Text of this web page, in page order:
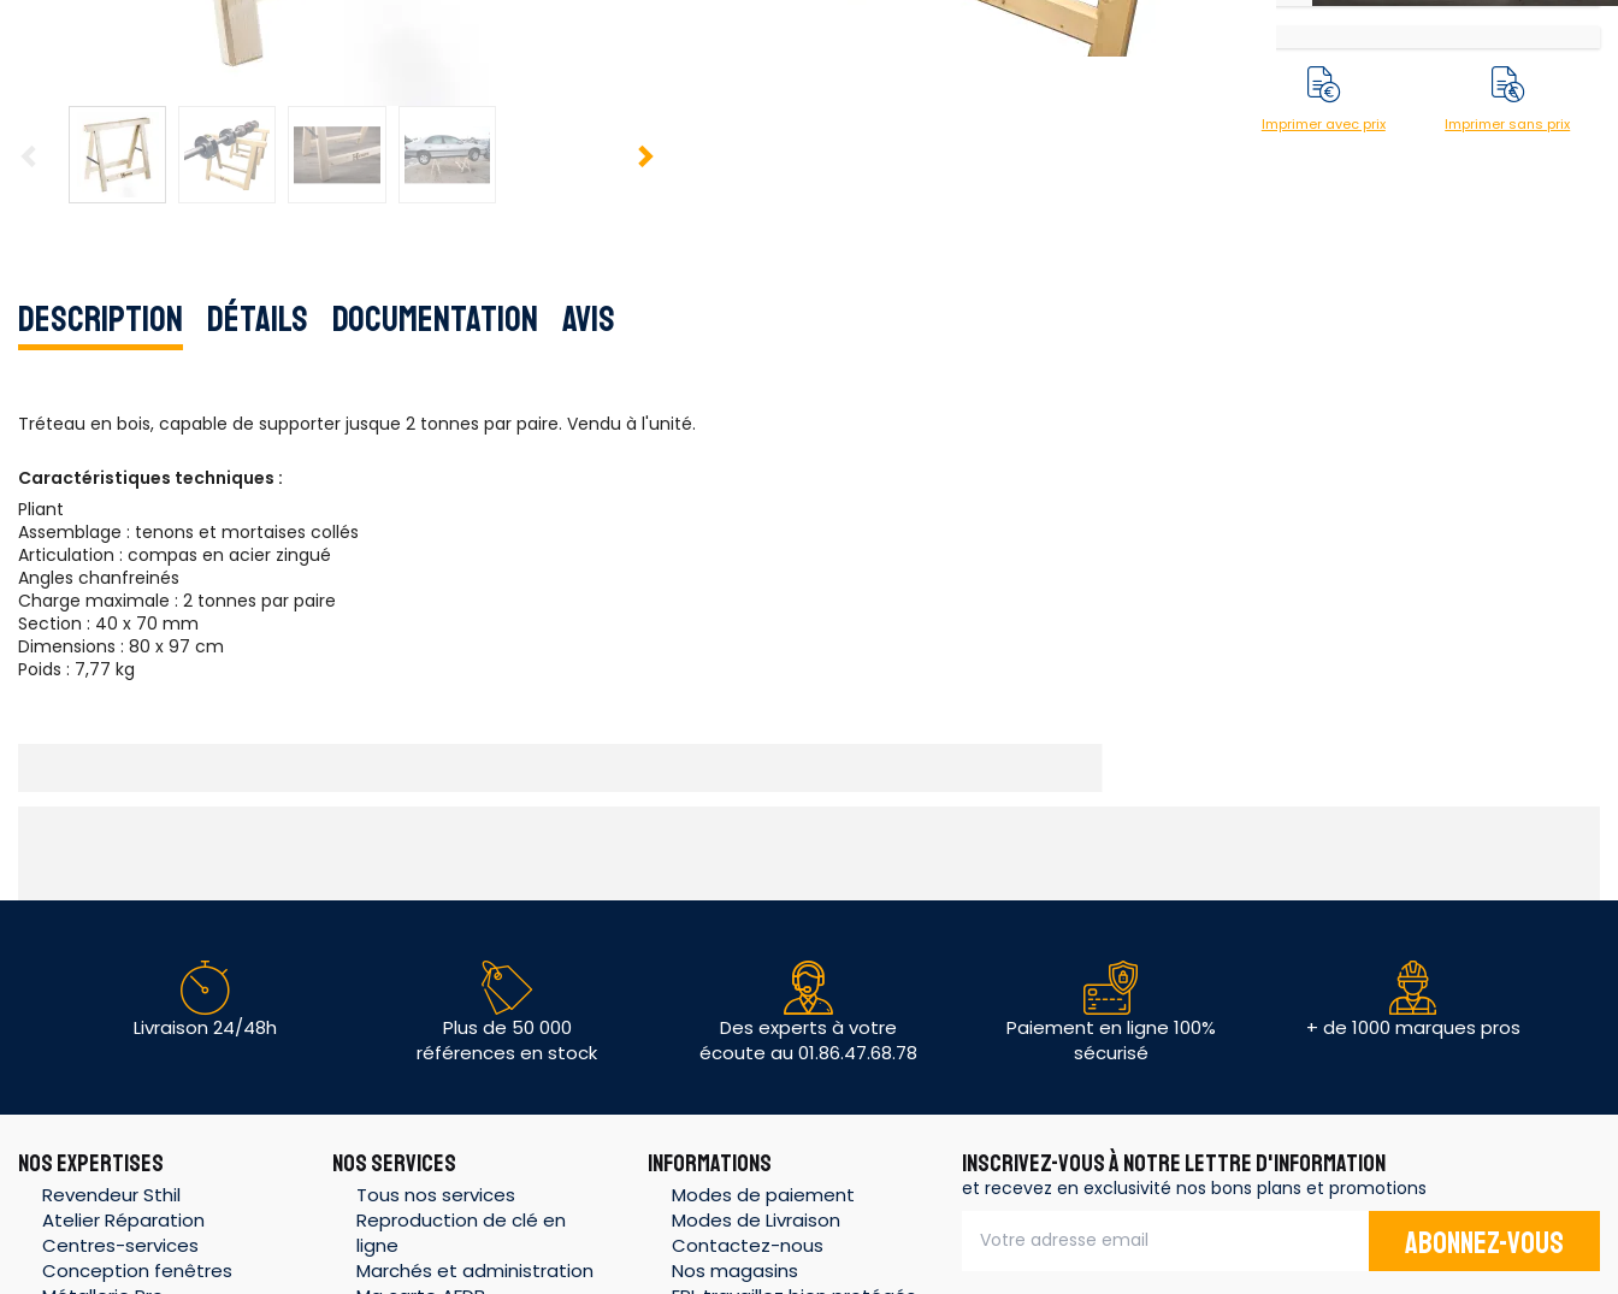
Imprimer avec prix Imprimer sans prix
Description Détails Documentation Avis
Tréteau en bois, capable de supporter jusque 2 tonnes par paire. Vendu à l'unité.
Caractéristiques techniques :
Pliant
Assemblage : tenons et mortaises collés
Articulation : compas en acier zingué
Angles chanfreinés
Charge maximale : 2 tonnes par paire
Section : 40 x 70 mm
Dimensions : 80 x 97 cm
Poids : 7,77 kg
Livraison 24/48h
Plus de 50 000
références en stock
Des experts à votre
écoute au 01.86.47.68.78
Paiement en ligne 100%
sécurisé
+ de 1000 marques pros
NOS EXPERTISES
Revendeur Sthil
Atelier Réparation
Centres-services
Conception fenêtres
NOS SERVICES
Tous nos services
Reproduction de clé en
ligne
Marchés et administration
INFORMATIONS
Modes de paiement
Modes de Livraison
Contactez-nous
Nos magasins
INSCRIVEZ-VOUS À NOTRE LETTRE D'INFORMATION
et recevez en exclusivité nos bons plans et promotions
Abonnez-vous